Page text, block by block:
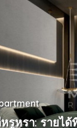
รูหรา: รายไ